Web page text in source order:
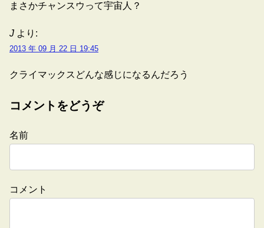
まさかチャンスウって宇宙人？
J より:
2013 年 09 月 22 日 19:45
クライマックスどんな感じになるんだろう
コメントをどうぞ
名前
コメント